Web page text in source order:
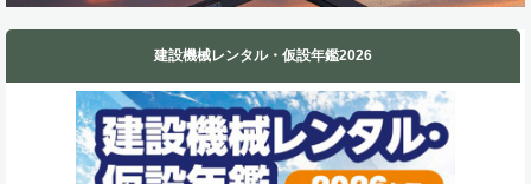
建設機械レンタル・仮設年鑑2026